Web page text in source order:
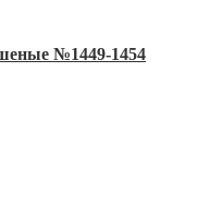
№1449-1454